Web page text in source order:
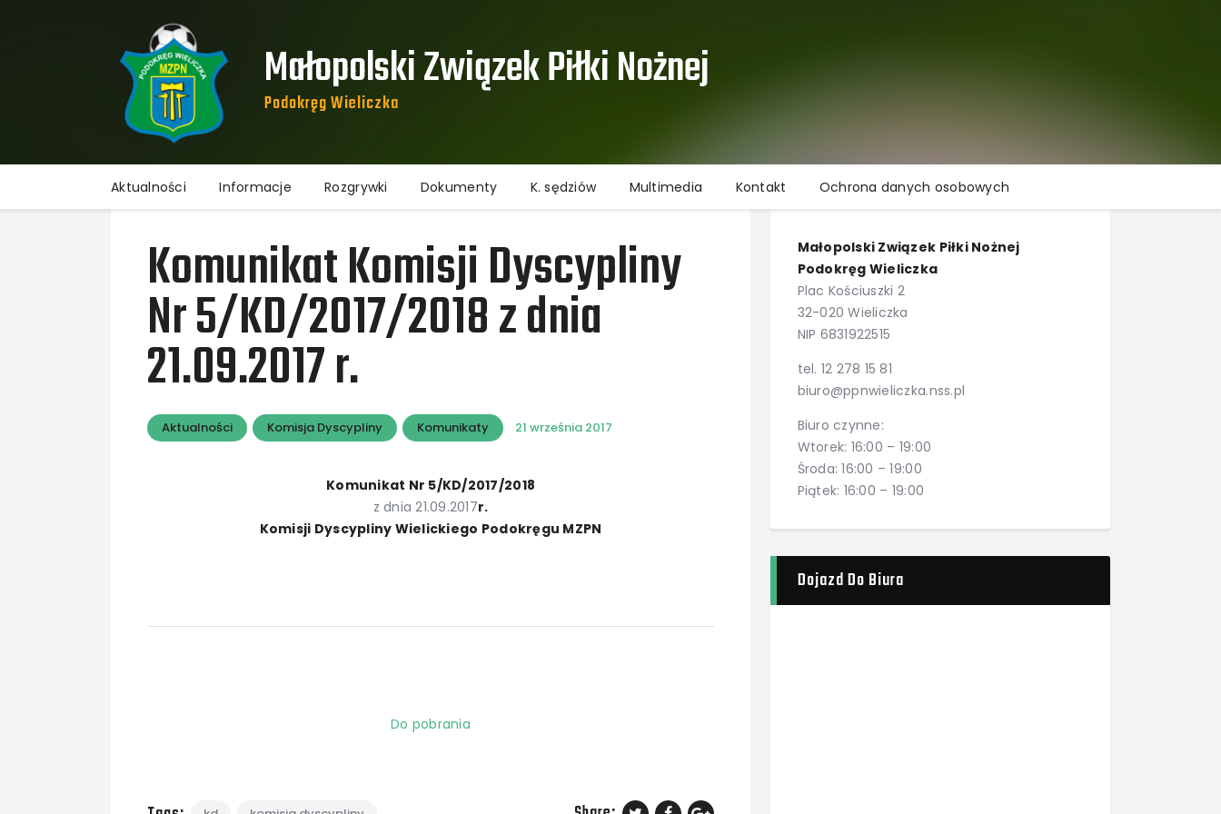
Małopolski Związek Piłki Nożnej ​
Podokręg Wieliczka​
Aktualności Informacje Rozgrywki Dokumenty K. sędziów Multimedia Kontakt Ochrona danych osobowych
Informacje
Rozgrywki
Multimedia
Kontakt
Komunikat Komisji Dyscypliny
Nr 5/KD/2017/2018 z dnia
21.09.2017 r.
Aktualności Komisja Dyscypliny Komunikaty 21 września 2017
Komunikat Nr 5/KD/2017/2018
z dnia 21.09.2017r.
Komisji Dyscypliny Wielickiego Podokręgu MZPN
Do pobrania
Małopolski Związek Piłki Nożnej
Podokręg Wieliczka
Plac Kościuszki 2
32-020 Wieliczka
NIP 6831922515
tel. 12 278 15 81
biuro@ppnwieliczka.nss.pl
Biuro czynne:
Wtorek: 16:00 – 19:00
Środa: 16:00 – 19:00
Piątek: 16:00 – 19:00
Dojazd Do Biura